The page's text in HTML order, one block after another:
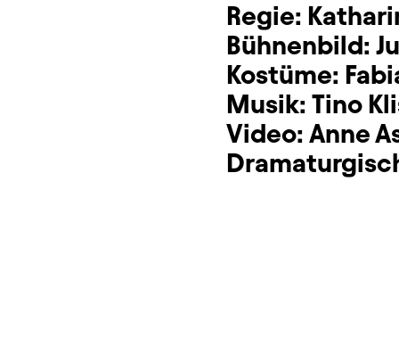
Regie:
Bühnenbild:
Kostüme:
Musik: Tino
Video: Anne